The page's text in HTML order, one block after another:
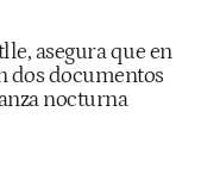
asegura que en
dos documentos
nocturna